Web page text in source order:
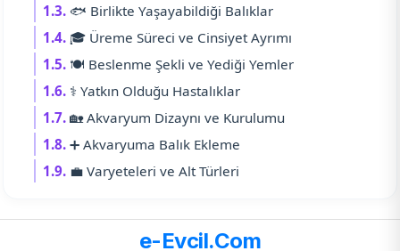
1.3. 🐟 Birlikte Yaşayabildiği Balıklar
1.4. 🎓 Üreme Süreci ve Cinsiyet Ayrımı
1.5. 🍽️ Beslenme Şekli ve Yediği Yemler
1.6. ⚕️ Yatkın Olduğu Hastalıklar
1.7. 🏡 Akvaryum Dizaynı ve Kurulumu
1.8. ➕ Akvaryuma Balık Ekleme
1.9. 💼 Varyeteleri ve Alt Türleri
e-Evcil.Com